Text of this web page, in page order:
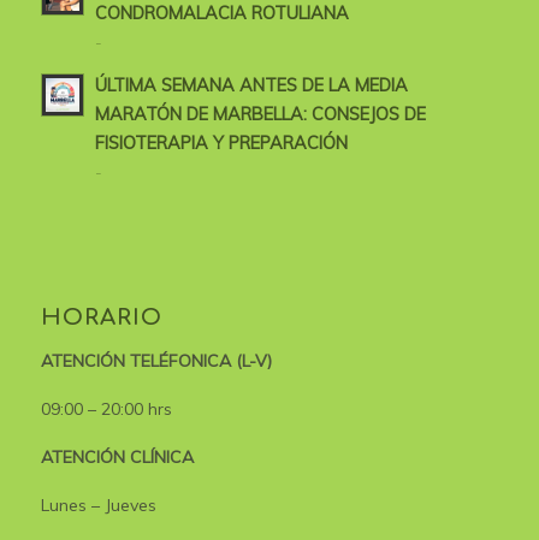
CONDROMALACIA ROTULIANA
-
ÚLTIMA SEMANA ANTES DE LA MEDIA
MARATÓN DE MARBELLA: CONSEJOS DE
FISIOTERAPIA Y PREPARACIÓN
-
HORARIO
ATENCIÓN TELÉFONICA (L-V)
09:00 – 20:00 hrs
ATENCIÓN CLÍNICA
Lunes – Jueves